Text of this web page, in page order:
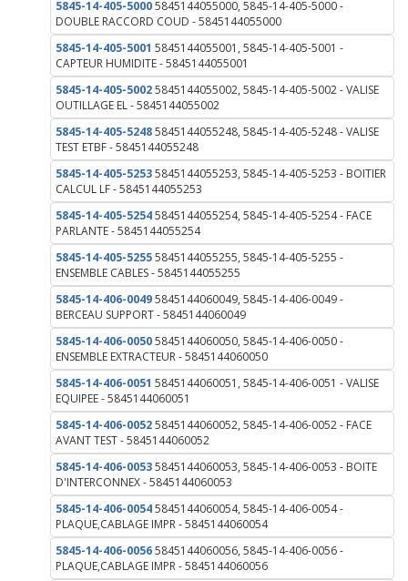
5845-14-405-50005845144055000, 5845-14-405-5000 -
DOUBLE RACCORD COUD - 5845144055000
5845-14-405-5001 5845144055001, 5845-14-405-5001 -
CAPTEUR HUMIDITE - 5845144055001
5845-14-405-50025845144055002, 5845-14-405-5002 - VALISE
OUTILLAGE EL - 5845144055002
5845-14-405-52485845144055248, 5845-14-405-5248 - VALISE
TEST ETBF - 5845144055248
5845-14-405-52535845144055253, 5845-14-405-5253 - BOITIER
CALCUL LF - 5845144055253
5845-14-405-52545845144055254, 5845-14-405-5254 - FACE
PARLANTE - 5845144055254
5845-14-405-52555845144055255, 5845-14-405-5255 -
ENSEMBLE CABLES - 5845144055255
5845-14-406-00495845144060049, 5845-14-406-0049 -
BERCEAU SUPPORT - 5845144060049
5845-14-406-00505845144060050, 5845-14-406-0050 -
ENSEMBLE EXTRACTEUR - 5845144060050
5845-14-406-0051 5845144060051, 5845-14-406-0051 - VALISE
EQUIPEE - 5845144060051
5845-14-406-00525845144060052, 5845-14-406-0052 - FACE
AVANT TEST - 5845144060052
5845-14-406-00535845144060053, 5845-14-406-0053 - BOITE
D'INTERCONNEX - 5845144060053
5845-14-406-00545845144060054, 5845-14-406-0054 -
PLAQUE,CABLAGE IMPR - 5845144060054
5845-14-406-00565845144060056, 5845-14-406-0056 -
PLAQUE,CABLAGE IMPR - 5845144060056